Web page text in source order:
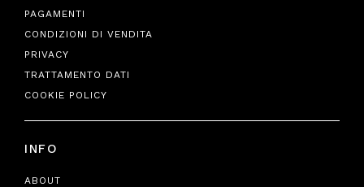
PAGAMENTI
CONDIZIONI DI VENDITA
PRIVACY
TRATTAMENTO DATI
COOKIE POLICY
INFO
ABOUT